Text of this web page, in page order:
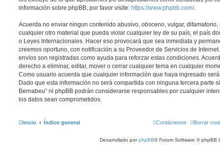
información sobre phpBB, por favor visite: https://www.phpbb.com/.
Acuerda no enviar ningun contenido abusivo, obsceno, vulgar,
cualquier otro material que pueda violar cualquier ley de su país, el país
o Leyes Internacionales. Hacer eso provocará que sea inmediata y
creemos oportuno, con notificación a su Proveedor de Servicios de
envíos son registradas como ayuda para reforzar estas condiciones.
derecho a eliminar, editar, mover o cerrar cualquier tema en cualquier
Como usuario acuerda que cualquier información que haya ingresado
Dado que esta información no será compartida con ninguna tercera parte
Bernabeu” ni phpBB podrán considerarse responsables por cualquier
los datos sean comprometidos.
Inicio Índice general Borrar
Contáctenos
Desarrollado porphpBB® Forum Software © phpBB